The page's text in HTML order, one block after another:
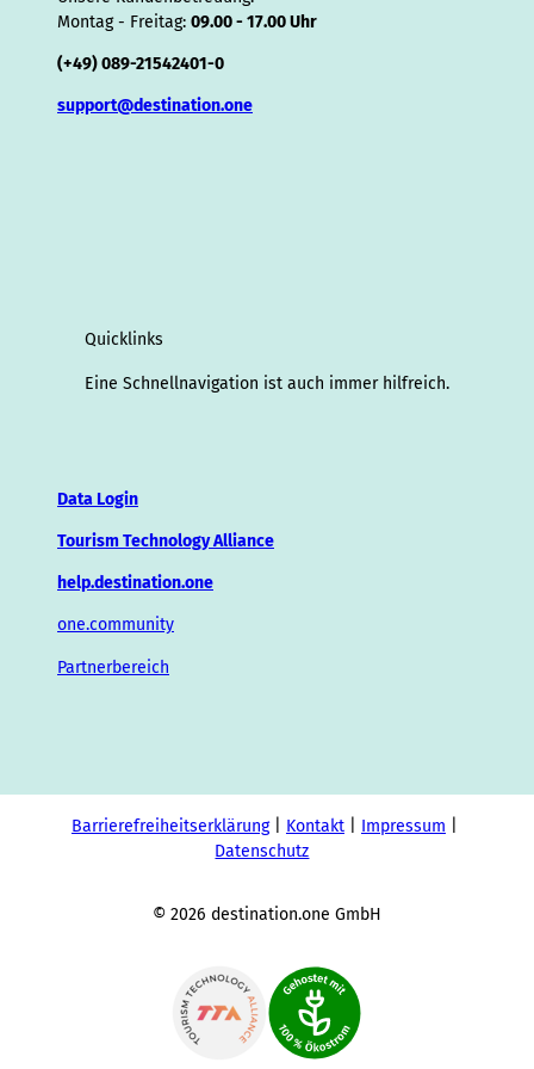
Montag - Freitag: 09.00 - 17.00 Uhr
(+49) 089-21542401-0
support@destination.one
Quicklinks
Eine Schnellnavigation ist auch immer hilfreich.
Data Login
Tourism Technology Alliance
help.destination.one
one.community
Partnerbereich
Barrierefreiheitserklärung Kontakt
Impressum
Datenschutz
© 2026 destination.one GmbH